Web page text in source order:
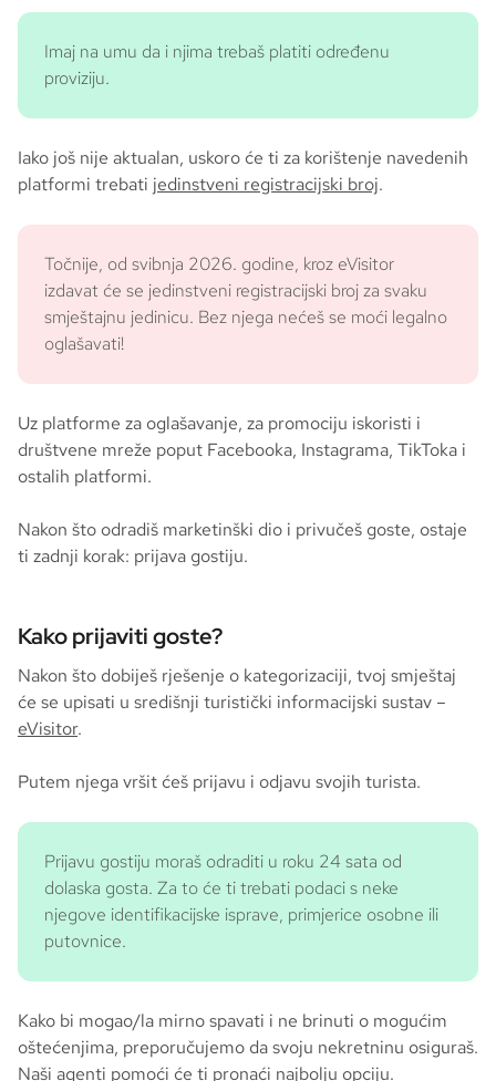
Imaj na umu da i njima trebaš platiti određenu
proviziju.
Iako još nije aktualan, uskoro će ti za korištenje navedenih
platformi trebati jedinstveni registracijski broj.
Točnije, od svibnja 2026. godine, kroz eVisitor
izdavat će se jedinstveni registracijski broj za svaku
smještajnu jedinicu. Bez njega nećeš se moći legalno
oglašavati!
Uz platforme za oglašavanje, za promociju iskoristi i
društvene mreže poput Facebooka, Instagrama, TikToka i
ostalih platformi.
Nakon što odradiš marketinški dio i privučeš goste, ostaje
ti zadnji korak: prijava gostiju.
Kako prijaviti goste?
Nakon što dobiješ rješenje o kategorizaciji, tvoj smještaj
će se upisati u središnji turistički informacijski sustav –
eVisitor.
Putem njega vršit ćeš prijavu i odjavu svojih turista.
Prijavu gostiju moraš odraditi u roku 24 sata od
dolaska gosta. Za to će ti trebati podaci s neke
njegove identifikacijske isprave, primjerice osobne ili
putovnice.
Kako bi mogao/la mirno spavati i ne brinuti o mogućim
oštećenjima, preporučujemo da svoju nekretninu osiguraš.
Naši agenti pomoći će ti pronaći najbolju opciju.